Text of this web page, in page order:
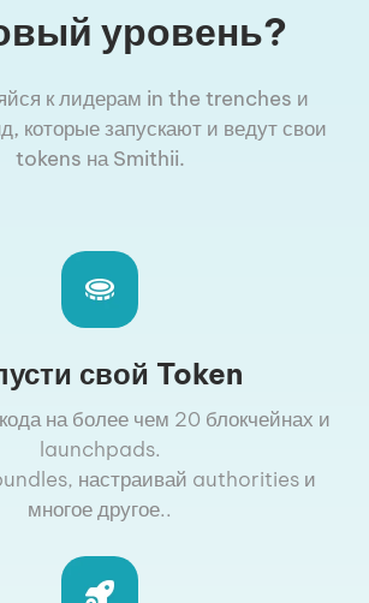
уровень?
к лидерам in the trenches и
которые запускают и ведут свои
tokens на Smithii.
свой Token
на более чем 20 блокчейнах и
launchpads.
настраивай authorities и
многое другое..